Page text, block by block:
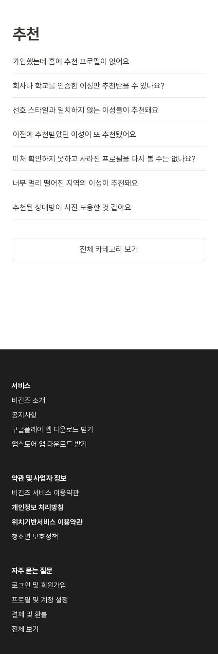
추천
가입했는데 홈에 추천 프로필이 없어요
회사나 학교를 인증한 이성만 추천받을 수 있나요?
선호 스타일과 일치하지 않는 이성들이 추천돼요
이전에 추천받았던 이성이 또 추천됐어요
미처 확인하지 못하고 사라진 프로필을 다시 볼 수는 없나요?
너무 멀리 떨어진 지역의 이성이 추천돼요
추천된 상대방이 사진 도용한 것 같아요
전체 카테고리 보기
서비스
비긴즈 소개
공지사항
구글플레이 앱 다운로드 받기
앱스토어 앱 다운로드 받기
약관 및 사업자 정보
비긴즈 서비스 이용약관
개인정보 처리방침
위치기반서비스 이용약관
청소년 보호정책
자주 묻는 질문
로그인 및 회원가입
프로필 및 계정 설정
결제 및 환불
전체 보기